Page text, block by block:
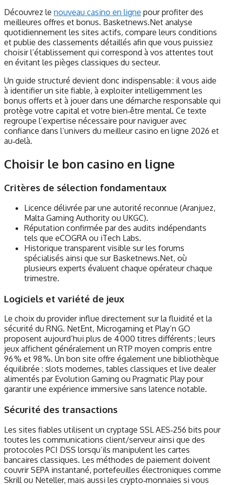
Découvrez le nouveau casino en ligne pour profiter des
meilleures offres et bonus. Basketnews.Net analyse
quotidiennement les sites actifs, compare leurs conditions
et publie des classements détaillés afin que vous puissiez
choisir l’établissement qui correspond à vos attentes tout
en évitant les pièges classiques du secteur.
Un guide structuré devient donc indispensable : il vous aide
à identifier un site fiable, à exploiter intelligemment les
bonus offerts et à jouer dans une démarche responsable qui
protège votre capital et votre bien‑être mental. Ce texte
regroupe l’expertise nécessaire pour naviguer avec
confiance dans l’univers du meilleur casino en ligne 2026 et
au‑delà.
Choisir le bon casino en ligne
Critères de sélection fondamentaux
Licence délivrée par une autorité reconnue (Aranjuez,
Malta Gaming Authority ou UKGC).
Réputation confirmée par des audits indépendants
tels que eCOGRA ou iTech Labs.
Historique transparent visible sur les forums
spécialisés ainsi que sur Basketnews.Net, où
plusieurs experts évaluent chaque opérateur chaque
trimestre.
Logiciels et variété de jeux
Le choix du provider influe directement sur la fluidité et la
sécurité du RNG. NetEnt, Microgaming et Play’n GO
proposent aujourd’hui plus de 4 000 titres différents ; leurs
jeux affichent généralement un RTP moyen compris entre
96 % et 98 %. Un bon site offre également une bibliothèque
équilibrée : slots modernes, tables classiques et live dealer
alimentés par Evolution Gaming ou Pragmatic Play pour
garantir une expérience immersive sans latence notable.
Sécurité des transactions
Les sites fiables utilisent un cryptage SSL AES‑256 bits pour
toutes les communications client/serveur ainsi que des
protocoles PCI DSS lorsqu’ils manipulent les cartes
bancaires classiques. Les méthodes de paiement doivent
couvrir SEPA instantané, portefeuilles électroniques comme
Skrill ou Neteller, mais aussi les crypto‑monnaies si vous